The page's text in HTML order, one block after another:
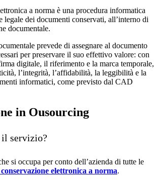
a norma è una procedura informatica
legale dei documenti conservati, all’interno di
documentale.
prevede di assegnare al documento
per preservare il suo effettivo valore: con
digitale, il riferimento e la marca temporale,
l’integrità, l’affidabilità, la leggibilità e la
informatici, come previsto dal CAD
in Ousourcing
servizio?
si occupa per conto dell’azienda di tutte le
elettronica a norma.